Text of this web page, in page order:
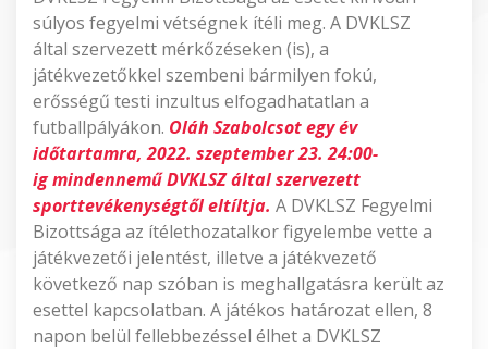
súlyos fegyelmi vétségnek ítéli meg. A DVKLSZ
által szervezett mérkőzéseken (is), a
játékvezetőkkel szembeni bármilyen fokú,
erősségű testi inzultus elfogadhatatlan a
futballpályákon. Oláh Szabolcsot egy év
időtartamra, 2022. szeptember 23. 24:00-
ig mindennemű DVKLSZ által szervezett
sporttevékenységtől eltíltja. A DVKLSZ Fegyelmi
Bizottsága az ítélethozatalkor figyelembe vette a
játékvezetői jelentést, illetve a játékvezető
következő nap szóban is meghallgatásra került az
esettel kapcsolatban. A játékos határozat ellen, 8
napon belül fellebbezéssel élhet a DVKLSZ